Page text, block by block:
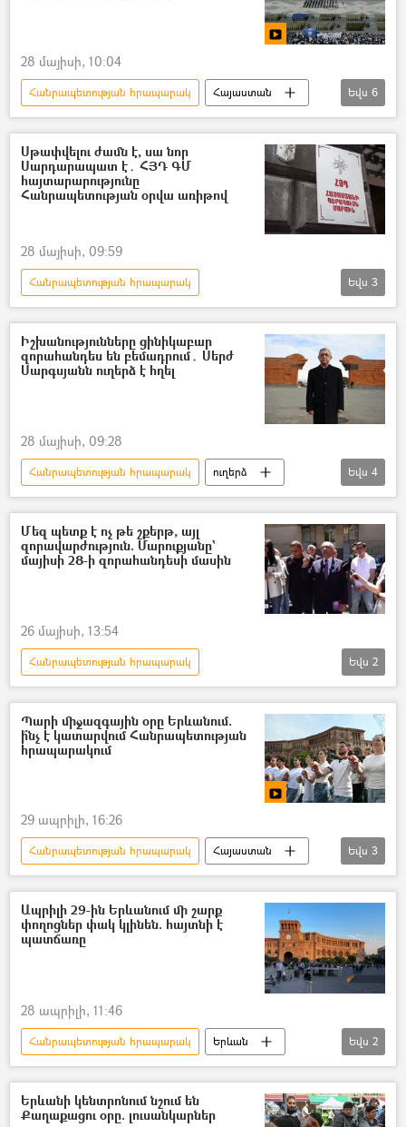
28 մայիսի, 10:04
Հանրապետության հրապարակ
Հայաստան
շքերթ
Սարդարապատ
Տեսանյութեր
տեսանյութ
զորահանդես
1–ին հանրապետության օր
Եվս 6
Սթափվելու ժամն է, սա նոր
Սարդարապատ է․ ՀՅԴ ԳՄ
հայտարարությունը
Հանրապետության օրվա առիթով
28 մայիսի, 09:59
Հանրապետության հրապարակ
Հայ Յեղափոխական Դաշնակցություն (ՀՅԴ)
ուղերձ
Սարդարապատ
Եվս 3
Իշխանությունները ցինիկաբար
զորահանդես են բեմադրում․ Սերժ
Սարգսյանն ուղերձ է հղել
28 մայիսի, 09:28
Հանրապետության հրապարակ
ուղերձ
Սերժ Սարգսյան
1–ին հանրապետության օր
զորահանդես
Սարդարապատ
Եվս 4
Մեզ պետք է ոչ թե շքերթ, այլ
զորավարժություն. Մարուքյանը`
մայիսի 28-ի զորահանդեսի մասին
26 մայիսի, 13:54
Հանրապետության հրապարակ
Էդմոն Մարուքյան
զորահանդես
Հայաստան
Եվս 2
Պարի միջազգային օրը Երևանում.
ի՞նչ է կատարվում Հանրապետության
հրապարակում
29 ապրիլի, 16:26
Հանրապետության հրապարակ
Հայաստան
Պար
տեսանյութ Տեսանյութեր
Եվս 3
Ապրիլի 29-ին Երևանում մի շարք
փողոցներ փակ կլինեն. հայտնի է
պատճառը
28 ապրիլի, 11:46
Հանրապետության հրապարակ
Երևան
փողոց
Պար
Եվս 2
Երևանի կենտրոնում նշում են
Քաղաքացու օրը. լուսանկարներ